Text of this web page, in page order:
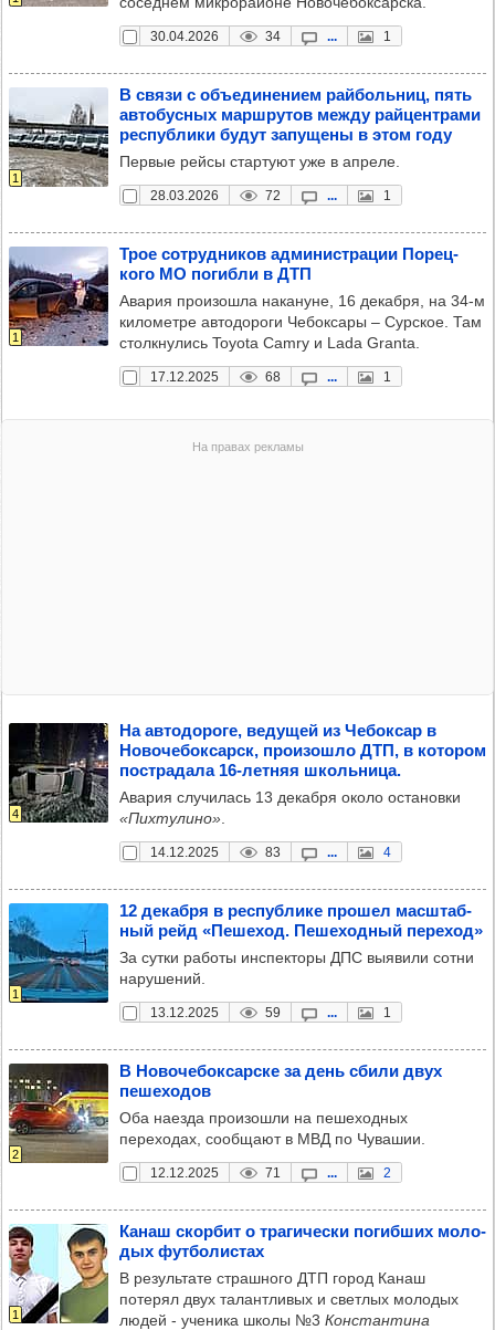
30.04.2026 34 ... 1
1
В связи с объ­еди­не­нием рай­боль­ниц, пять
авто­бус­ных мар­шру­тов между рай­цен­трами
рес­пуб­лики будут запу­щены в этом году
Первые рейсы стартуют уже в апреле.
28.03.2026 72 ... 1
1
Трое сот­руд­ни­ков адми­нис­тра­ции Порец­
кого МО погибли в ДТП
Авария произошла накануне, 16 декабря, на 34-м
километре автодороги Чебоксары – Сурское. Там
столкнулись Toyota Camry и Lada Granta.
17.12.2025 68 ... 1
4
На авто­до­роге, веду­щей из Чебок­сар в
Ново­че­бок­сарск, про­изошло ДТП, в кото­ром
пос­тра­дала 16-лет­няя школь­ница.
Авария случилась 13 декабря около остановки
«Пихтулино»
14.12.2025 83 ... 4
1
12 декабря в рес­пуб­лике про­шел мас­штаб­
ный рейд «Пеше­ход. Пеше­ход­ный пере­ход»
За сутки работы инспекторы ДПС выявили сотни
нарушений.
13.12.2025 59 ... 1
2
В Ново­че­бок­сар­ске за день сбили двух
пеше­хо­дов
Оба наезда произошли на пешеходных
переходах, сообщают в МВД по Чувашии.
12.12.2025 71 ... 2
1
Канаш скор­бит о тра­ги­чески погиб­ших моло­
дых фут­бо­лис­тах
В результате страшного ДТП город Канаш
потерял двух талантливых и светлых молодых
людей - ученика школы №3 Константина